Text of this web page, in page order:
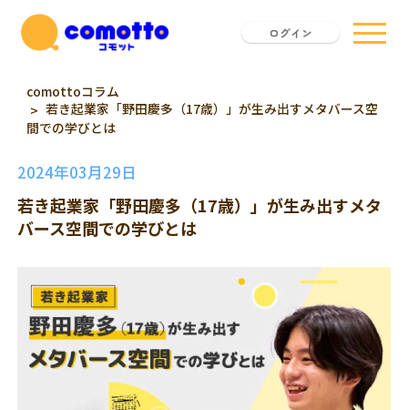
ログイン
comottoコラム
若き起業家「野田慶多（17歳）」が生み出すメタバース空
間での学びとは
2024年03月29日
若き起業家「野田慶多（17歳）」が生み出すメタ
バース空間での学びとは